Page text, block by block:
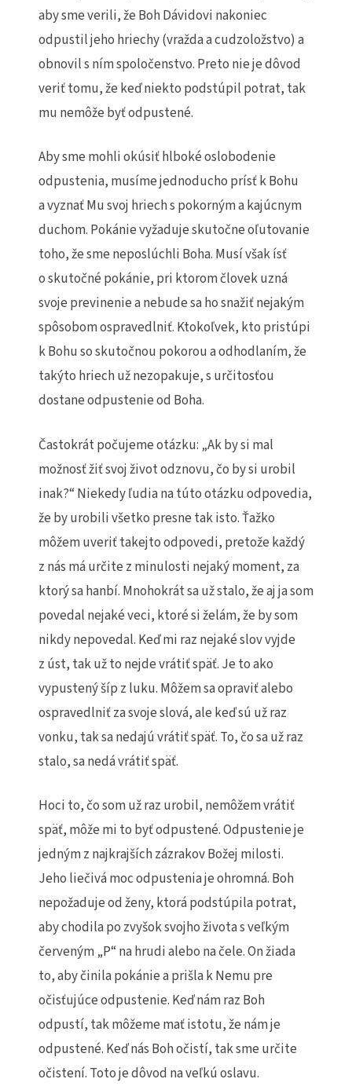
aby sme verili, že Boh Dávidovi nakoniec
odpustil jeho hriechy (vražda a cudzoložstvo) a
obnovil s ním spoločenstvo. Preto nie je dôvod
veriť tomu, že keď niekto podstúpil potrat, tak
mu nemôže byť odpustené.
Aby sme mohli okúsiť hlboké oslobodenie
odpustenia, musíme jednoducho prísť k Bohu
a vyznať Mu svoj hriech s pokorným a kajúcnym
duchom. Pokánie vyžaduje skutočne oľutovanie
toho, že sme neposlúchli Boha. Musí však ísť
o skutočné pokánie, pri ktorom človek uzná
svoje previnenie a nebude sa ho snažiť nejakým
spôsobom ospravedlniť. Ktokoľvek, kto pristúpi
k Bohu so skutočnou pokorou a odhodlaním, že
takýto hriech už nezopakuje, s určitosťou
dostane odpustenie od Boha.
Častokrát počujeme otázku: „Ak by si mal
možnosť žiť svoj život odznovu, čo by si urobil
inak?“ Niekedy ľudia na túto otázku odpovedia,
že by urobili všetko presne tak isto. Ťažko
môžem uveriť takejto odpovedi, pretože každý
z nás má určite z minulosti nejaký moment, za
ktorý sa hanbí. Mnohokrát sa už stalo, že aj ja som
povedal nejaké veci, ktoré si želám, že by som
nikdy nepovedal. Keď mi raz nejaké slov vyjde
z úst, tak už to nejde vrátiť späť. Je to ako
vypustený šíp z luku. Môžem sa opraviť alebo
ospravedlniť za svoje slová, ale keď sú už raz
vonku, tak sa nedajú vrátiť späť. To, čo sa už raz
stalo, sa nedá vrátiť späť.
Hoci to, čo som už raz urobil, nemôžem vrátiť
späť, môže mi to byť odpustené. Odpustenie je
jedným z najkrajších zázrakov Božej milosti.
Jeho liečivá moc odpustenia je ohromná. Boh
nepožaduje od ženy, ktorá podstúpila potrat,
aby chodila po zvyšok svojho života s veľkým
červeným „P“ na hrudi alebo na čele. On žiada
to, aby činila pokánie a prišla k Nemu pre
očisťujúce odpustenie. Keď nám raz Boh
odpustí, tak môžeme mať istotu, že nám je
odpustené. Keď nás Boh očistí, tak sme určite
očistení. Toto je dôvod na veľkú oslavu.